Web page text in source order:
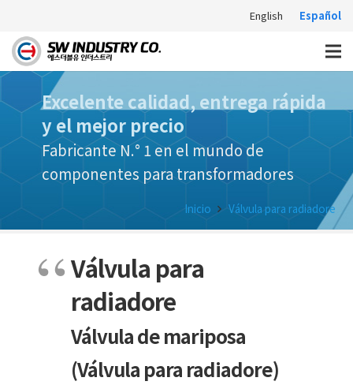
English Español
Excelente calidad, entrega rápida
y el mejor precio
Fabricante N.° 1 en el mundo de
componentes para transformadores
Inicio Válvula para radiadore
Válvula para
radiadore
Válvula de mariposa
(Válvula para radiadore)